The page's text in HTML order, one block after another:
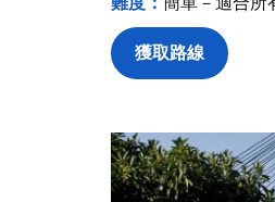
獲取路線